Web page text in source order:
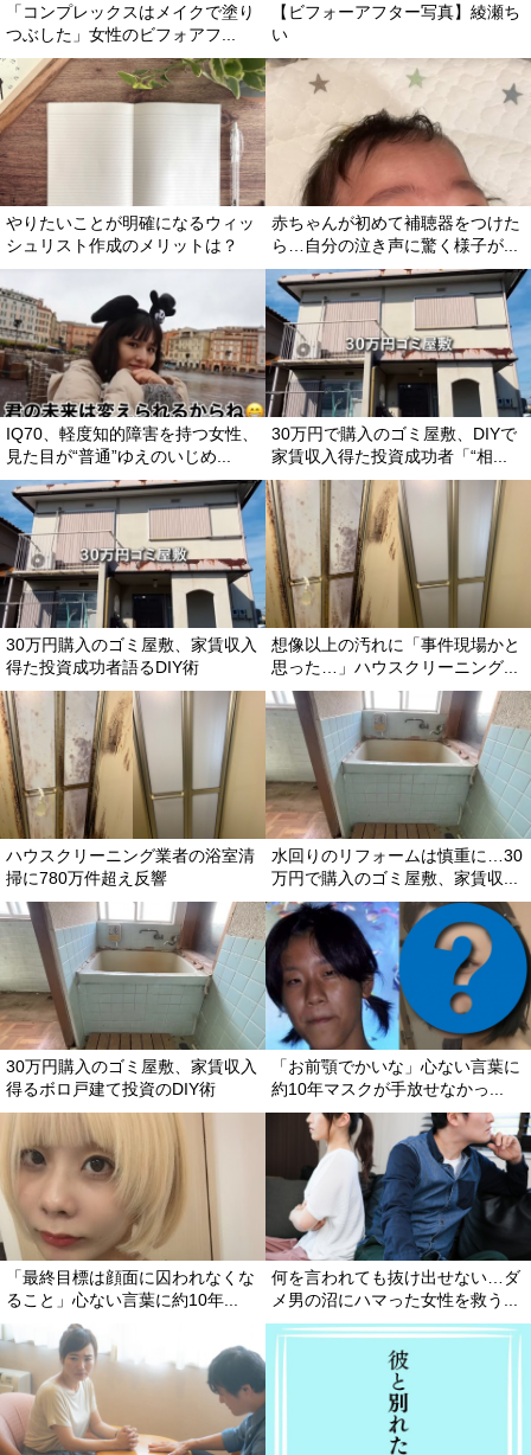
「コンプレックスはメイクで塗り
つぶした」女性のビフォアフ...
【ビフォーアフター写真】綾瀬ち
い
りたいことが明確になるウィッ
シュリスト作成のメリットは？
赤ちゃんが初めて補聴器をつけた
ら…自分の泣き声に驚く様子が...
IQ70、軽度知的障害を持つ女性、
見た目が“普通”ゆえのいじめ...
30万円で購入のゴミ屋敷、DIYで
家賃収入得た投資成功者「“相...
30万円購入のゴミ屋敷、家賃収入
得た投資成功者語るDIY術
想像以上の汚れに「事件現場かと
思った…」ハウスクリーニング...
ハウスクリーニング業者の浴室清
掃に780万件超え反響
水回りのリフォームは慎重に…30
万円で購入のゴミ屋敷、家賃収...
30万円購入のゴミ屋敷、家賃収入
得るボロ戸建て投資のDIY術
「お前顎でかいな」心ない言葉に
約10年マスクが手放せなかっ...
「最終目標は顔面に囚われなくな
ること」心ない言葉に約10年...
何を言われても抜け出せない…ダ
メ男の沼にハマった女性を救う...